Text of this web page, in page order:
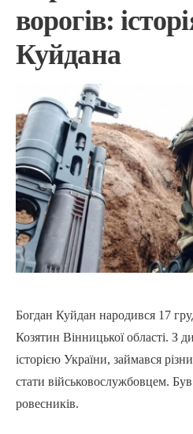
ворогів:
Куйдана
Богдан Куйдан народився 17
Козятин Вінницької області. З
історією України, займався
стати військовослужбовцем.
ровесників.